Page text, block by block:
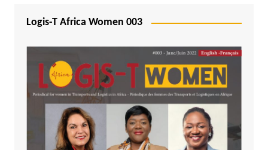
Logis-T Africa Women 003